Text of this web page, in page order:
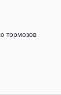
тормозов